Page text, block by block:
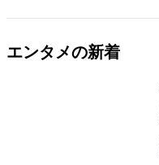
エンタメの新着